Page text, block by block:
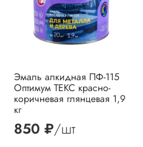
Эмаль алкидная ПФ-115
Оптимум ТЕКС красно-
коричневая глянцевая 1,9
кг
850 ₽/шт